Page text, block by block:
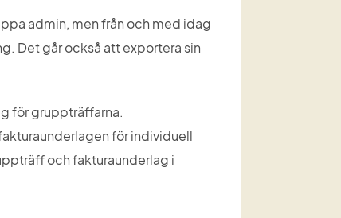
admin, men från och med idag
Det går också att exportera sin
för gruppträffarna.
för individuell
och fakturaunderlag i